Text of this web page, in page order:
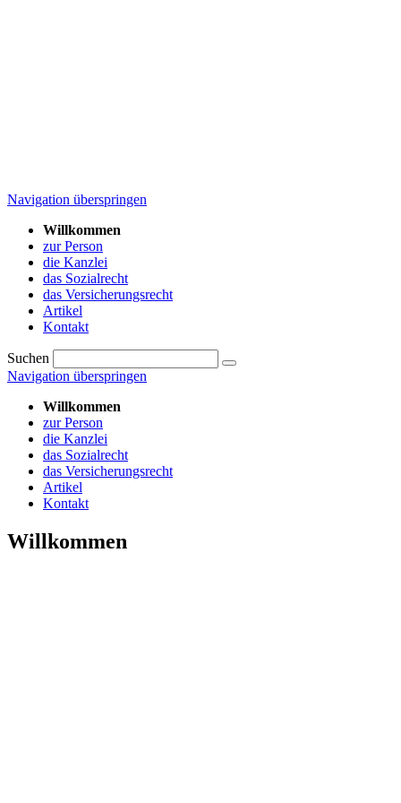
Navigation überspringen
Willkommen
zur Person
die Kanzlei
das Sozialrecht
das Versicherungsrecht
Artikel
Kontakt
Suchen
Navigation überspringen
Willkommen
zur Person
die Kanzlei
das Sozialrecht
das Versicherungsrecht
Artikel
Kontakt
Willkommen